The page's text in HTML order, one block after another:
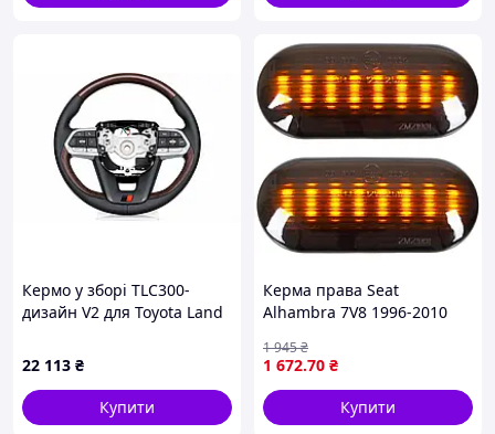
Кермо у зборі TLC300-
дизайн V2 для Toyota Land
2009 рр
22 113 ₴
Купити
Керма права Seat
Alhambra 7V8 1996-2010
1 672.70 ₴
1 945₴
Купити